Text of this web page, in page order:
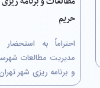
حریم
احتراماً به
مدیریت مطالعات
و برنامه ریزی شهر